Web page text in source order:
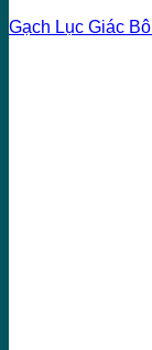
Gạch Lục Giác